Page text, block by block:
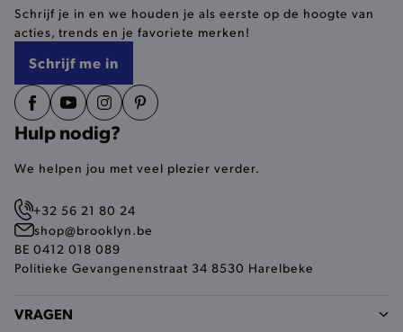
Schrijf je in en we houden je als eerste op de hoogte van
acties, trends en je favoriete merken!
Schrijf me in
Hulp nodig?
We helpen jou met veel plezier verder.
+32 56 21 80 24
shop@brooklyn.be
BE 0412 018 089
Politieke Gevangenenstraat 34 8530 Harelbeke
VRAGEN
AWSALBCORS
Amazon.com Inc.
widget-
Zendesk Inc.
.brooklyn.be